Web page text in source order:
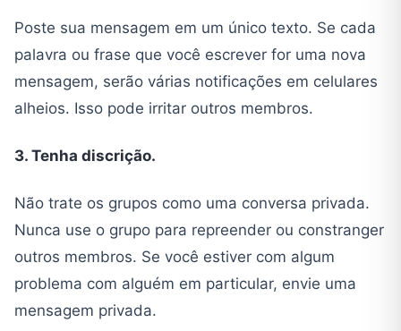
Poste sua mensagem em um único texto. Se cada
palavra ou frase que você escrever for uma nova
mensagem, serão várias notificações em celulares
alheios. Isso pode irritar outros membros.
3. Tenha discrição.
Não trate os grupos como uma conversa privada.
Nunca use o grupo para repreender ou constranger
outros membros. Se você estiver com algum
problema com alguém em particular, envie uma
mensagem privada.